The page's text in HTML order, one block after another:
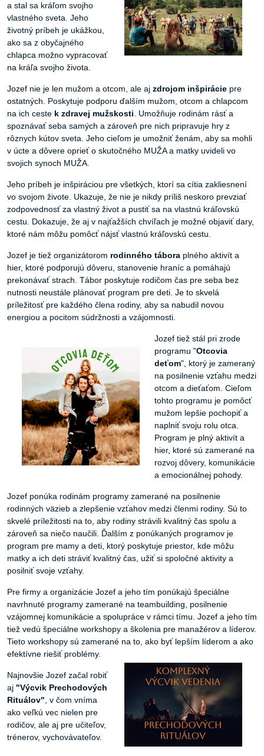
a stal sa kráľom svojho
vlastného sveta. Jeho
životný príbeh je ukážkou,
ako sa z obyčajného
chlapca možno vypracovať
na kráľa svojho života.
Jozef nie je len mužom a otcom, ale aj zdrojom inšpirácie pre
ostatných. Poskytuje podporu ďalším mužom, otcom a chlapcom
na ich ceste k zdravej mužskosti . Umožňuje rodinám rásť a
spoznávať seba samých a zároveň pre nich pripravuje hry z
rôznych kútov sveta. Jeho cieľom je umožniť ženám, aby sa mohli
v úcte a dôvere oprieť o skutočného MUŽA a matky uvideli vo
svojich synoch MUŽA.
Jeho príbeh je inšpiráciou pre všetkých, ktorí sa cítia zakliesnení
vo svojom živote. Ukazuje, že nie je nikdy príliš neskoro prevziať
zodpovednosť za vlastný život a pustiť sa na vlastnú kráľovskú
cestu. Dokazuje, že aj v najťažších chvíľach je možné objaviť dary,
ktoré nám môžu pomôcť nájsť vlastnú kráľovskú cestu.
Jozef je tiež organizátorom rodinného tábora plného aktivít a
hier, ktoré podporujú dôveru, stanovenie hraníc a pomáhajú
prekonávať strach. Tábor poskytuje rodičom čas pre seba bez
nutnosti neustále plánovať program pre deti. Je to skvelá
príležitosť pre každého člena rodiny, aby sa nabudil novou
energiou a pocitom súdržnosti a vzájomnosti.
Jozef tiež stál pri zrode
programu "Otcovia
deťom", ktorý je zameraný
na posilnenie vzťahu medzi
otcom a dieťaťom. Cieľom
tohto programu je pomôcť
mužom lepšie pochopiť a
naplniť svoju rolu otca.
Program je plný aktivít a
hier, ktoré sú zamerané na
rozvoj dôvery, komunikácie
a emocionálnej pohody.
Jozef ponúka rodinám programy zamerané na posilnenie
rodinných väzieb a zlepšenie vzťahov medzi členmi rodiny. Sú to
skvelé príležitosti na to, aby rodiny strávili kvalitný čas spolu a
zároveň sa niečo naučili. Ďalším z ponúkaných programov je
program pre mamy a deti, ktorý poskytuje priestor, kde môžu
matky a ich deti stráviť kvalitný čas, užiť si spoločné aktivity a
posilniť svoje vzťahy.
Pre firmy a organizácie Jozef a jeho tím ponúkajú špeciálne
navrhnuté programy zamerané na teambuilding, posilnenie
vzájomnej komunikácie a spolupráce v rámci tímu. Jozef a jeho tím
tiež vedú špeciálne workshopy a školenia pre manažérov a líderov.
Tieto workshopy sú zamerané na to, ako byť lepším líderom a ako
efektívne riešiť problémy.
Najnovšie Jozef začal robiť
aj "Výcvik Prechodových
Rituálov" , v čom vníma
ako veľkú vec nielen pre
rodičov, ale aj pre učiteľov,
trénerov, vychovávateľov.